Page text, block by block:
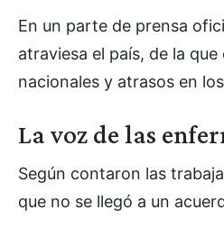
En un parte de prensa
atraviesa el país, de la
nacionales y atrasos en
La voz de las
Según contaron las
que no se llegó a un